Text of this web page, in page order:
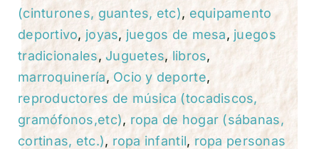
(cinturones, guantes, etc), equipamento
deportivo, joyas, juegos de mesa, juegos
tradicionales, Juguetes, libros,
marroquinería, Ocio y deporte,
reproductores de música (tocadiscos,
gramófonos,etc), ropa de hogar (sábanas,
cortinas, etc.), ropa infantil, ropa personas